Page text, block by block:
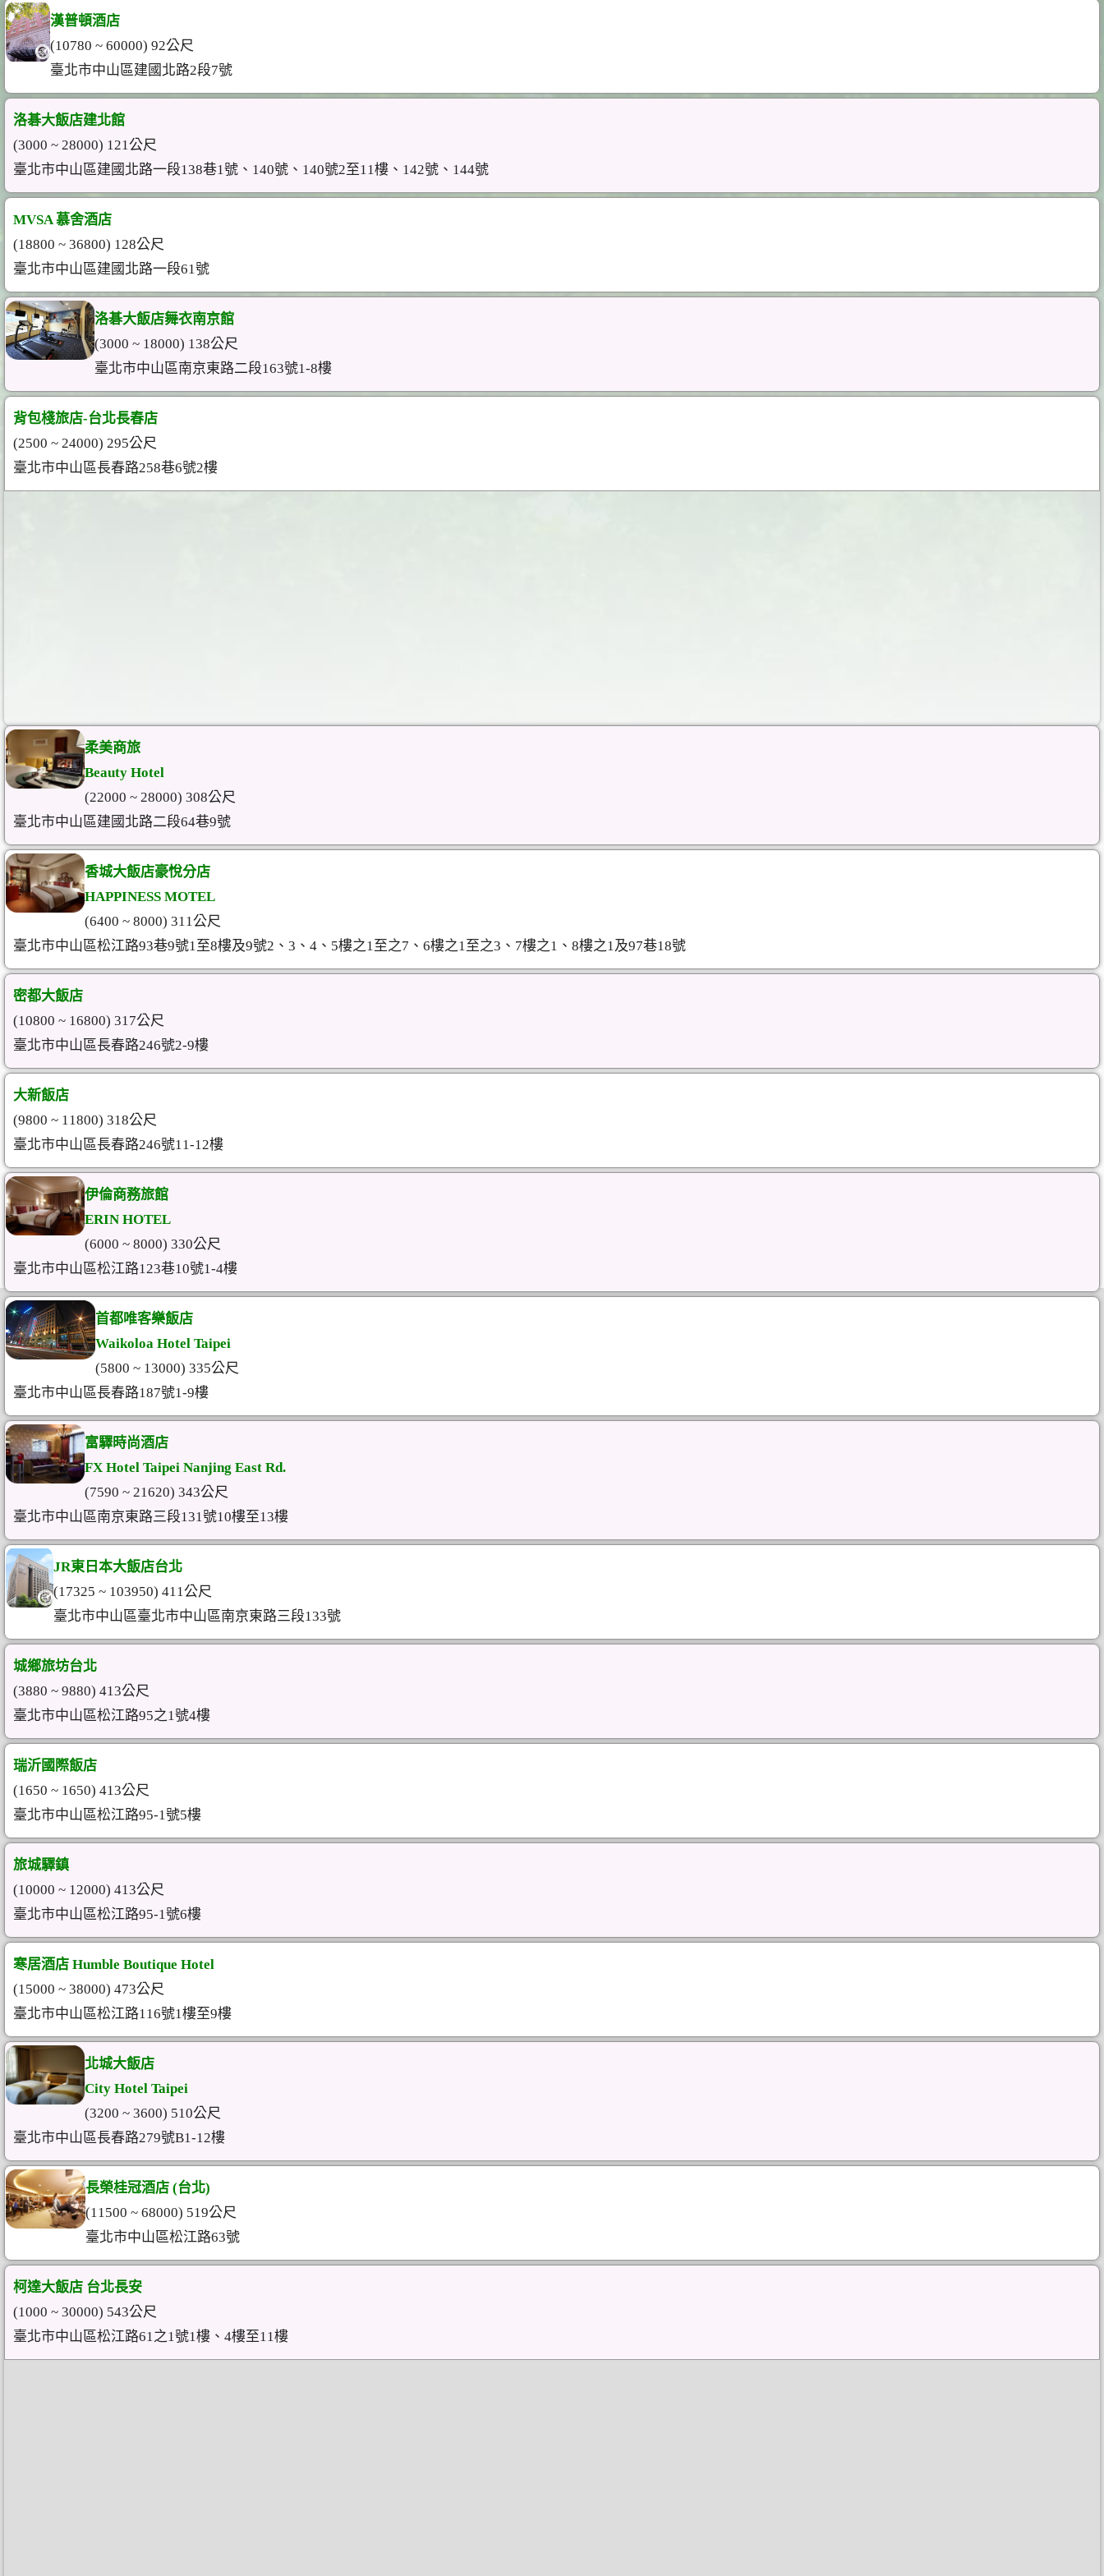
漢普頓酒店
(10780 ~ 60000) 92公尺
臺北市中山區建國北路2段7號
洛碁大飯店建北館
(3000 ~ 28000) 121公尺
臺北市中山區建國北路一段138巷1號、140號、140號2至11樓、142號、144號
MVSA 慕舍酒店
(18800 ~ 36800) 128公尺
臺北市中山區建國北路一段61號
洛碁大飯店舞衣南京館
(3000 ~ 18000) 138公尺
臺北市中山區南京東路二段163號1-8樓
背包棧旅店-台北長春店
(2500 ~ 24000) 295公尺
臺北市中山區長春路258巷6號2樓
柔美商旅
Beauty Hotel
(22000 ~ 28000) 308公尺
臺北市中山區建國北路二段64巷9號
香城大飯店豪悅分店
HAPPINESS MOTEL
(6400 ~ 8000) 311公尺
臺北市中山區松江路93巷9號1至8樓及9號2、3、4、5樓之1至之7、6樓之1至之3、7樓之1、8樓之1及97巷18號
密都大飯店
(10800 ~ 16800) 317公尺
臺北市中山區長春路246號2-9樓
大新飯店
(9800 ~ 11800) 318公尺
臺北市中山區長春路246號11-12樓
伊倫商務旅館
ERIN HOTEL
(6000 ~ 8000) 330公尺
臺北市中山區松江路123巷10號1-4樓
首都唯客樂飯店
Waikoloa Hotel Taipei
(5800 ~ 13000) 335公尺
臺北市中山區長春路187號1-9樓
富驛時尚酒店
FX Hotel Taipei Nanjing East Rd.
(7590 ~ 21620) 343公尺
臺北市中山區南京東路三段131號10樓至13樓
JR東日本大飯店台北
(17325 ~ 103950) 411公尺
臺北市中山區臺北市中山區南京東路三段133號
城鄉旅坊台北
(3880 ~ 9880) 413公尺
臺北市中山區松江路95之1號4樓
瑞沂國際飯店
(1650 ~ 1650) 413公尺
臺北市中山區松江路95-1號5樓
旅城驛鎮
(10000 ~ 12000) 413公尺
臺北市中山區松江路95-1號6樓
寒居酒店 Humble Boutique Hotel
(15000 ~ 38000) 473公尺
臺北市中山區松江路116號1樓至9樓
北城大飯店
City Hotel Taipei
(3200 ~ 3600) 510公尺
臺北市中山區長春路279號B1-12樓
長榮桂冠酒店 (台北)
(11500 ~ 68000) 519公尺
臺北市中山區松江路63號
柯達大飯店 台北長安
(1000 ~ 30000) 543公尺
臺北市中山區松江路61之1號1樓、4樓至11樓